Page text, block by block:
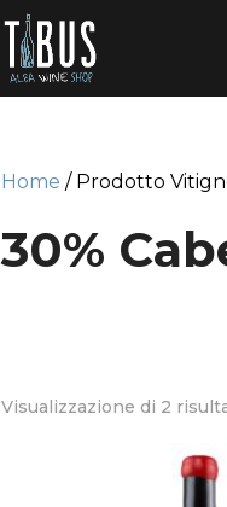
Home / Prodotto
30%
Visualizzazione di 2